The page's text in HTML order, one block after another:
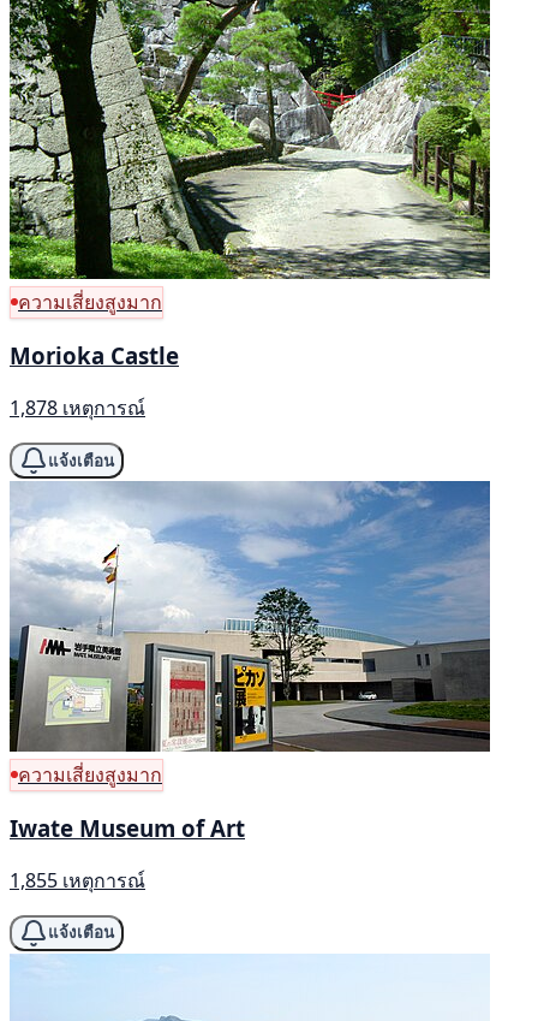
ความเสี่ยงสูงมาก
Morioka Castle
1,878 เหตุการณ์
แจ้งเตือน
ความเสี่ยงสูงมาก
Iwate Museum of Art
1,855 เหตุการณ์
แจ้งเตือน